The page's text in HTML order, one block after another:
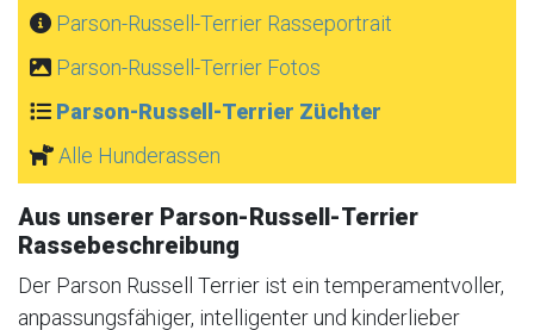
Parson-Russell-Terrier Rasseportrait
Parson-Russell-Terrier Fotos
Parson-Russell-Terrier Züchter
Alle Hunderassen
Aus unserer Parson-Russell-Terrier
Rassebeschreibung
Der Parson Russell Terrier ist ein temperamentvoller,
anpassungsfähiger, intelligenter und kinderlieber